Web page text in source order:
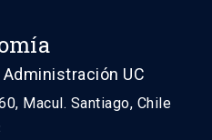
UC
Macul. Santiago, Chile